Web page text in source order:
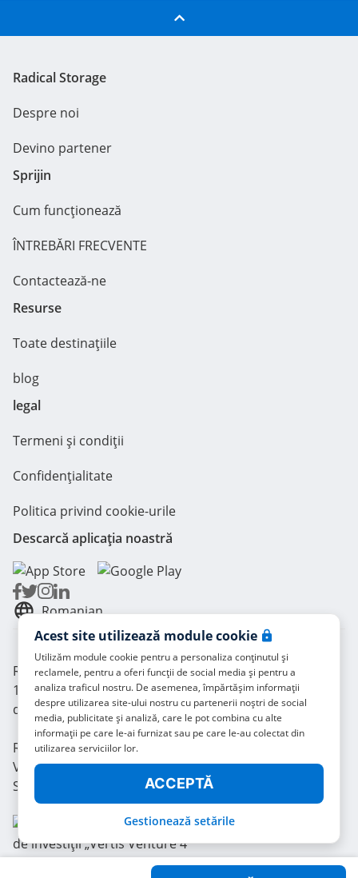
Acest site utilizează module cookie
Utilizăm module cookie pentru a personaliza conținutul și
reclamele, pentru a oferi funcții de social media și pentru a
analiza traficul nostru. De asemenea, împărtășim informații
despre utilizarea site-ului nostru cu partenerii noștri de social
media, publicitate și analiză, care le pot combina cu alte
informații pe care le-ai furnizat sau pe care le-au colectat din
utilizarea serviciilor lor.
ACCEPTĂ
Gestionează setările
Radical Storage
Despre noi
Devino partener
Sprijin
Cum funcționează
ÎNTREBĂRI FRECVENTE
Contactează-ne
Resurse
Toate destinațiile
blog
legal
Termeni și condiții
Confidențialitate
Politica privind cookie-urile
Descarcă aplicația noastră
Romanian
Radical Storage© - Lean Team S.R.L. - P. IVA
14104111001 - © 2021 radicalstorage.com. Toate
drepturile rezervate.
Radical este finanțat și de fondul de investiții „Vertis
Venture 4 Scaleup Lazio”, administrat de Vertis SGR
S.p.A. și susținut de: